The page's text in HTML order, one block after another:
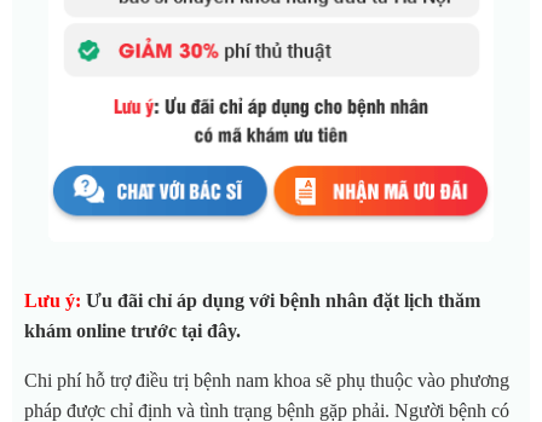
Lưu ý: Ưu đãi chỉ áp dụng với bệnh nhân đặt lịch thăm
khám online trước tại đây.
Chi phí hỗ trợ điều trị bệnh nam khoa sẽ phụ thuộc vào phương
pháp được chỉ định và tình trạng bệnh gặp phải. Người bệnh có